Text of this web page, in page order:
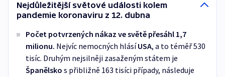
Nejdůležitější světové události kolem
pandemie koronaviru z 12. dubna
Počet potvrzených nákaz ve světě přesáhl 1,7
milionu. Nejvíc nemocných hlásíUSA, a to téměř 530
tisíc. Druhým nejsilněji zasaženým státem je
Španělsko s přibližně 163 tisíci případy, následuje